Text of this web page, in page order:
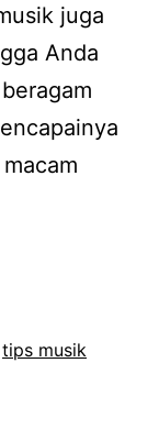
juga
Anda
tips musik